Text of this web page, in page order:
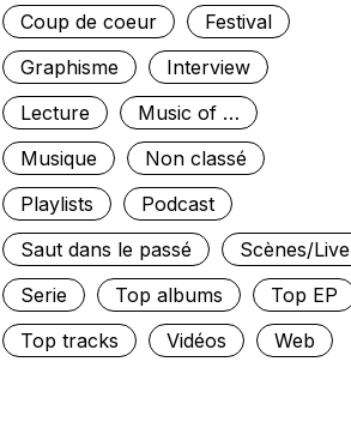
Coup de coeur
Festival
Graphisme
Interview
Lecture
Music of …
Musique
Non classé
Playlists
Podcast
Saut dans le passé
Scènes/Live
Serie
Top albums
Top EP
Top tracks
Vidéos Web